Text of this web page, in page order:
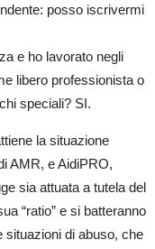
posso iscrivermi
e ho lavorato negli
libero professionista o
speciali? SI.
la situazione
AMR, e AidiPRO,
sia attuata a tutela del
“ratio” e si batteranno
situazioni di abuso, che